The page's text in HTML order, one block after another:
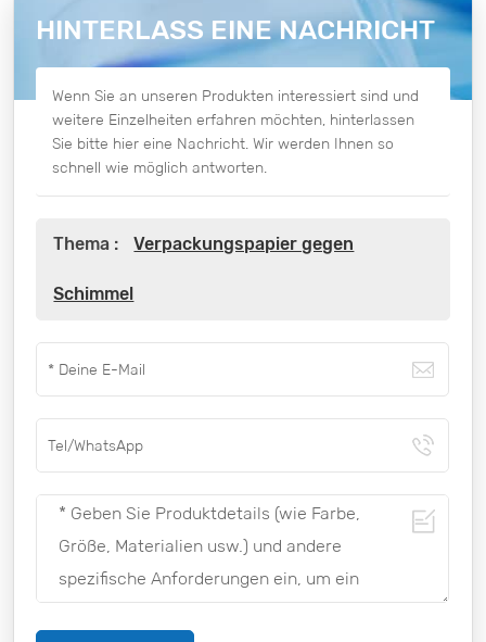
HINTERLASS EINE NACHRICHT
Wenn Sie an unseren Produkten interessiert sind und
weitere Einzelheiten erfahren möchten, hinterlassen
Sie bitte hier eine Nachricht. Wir werden Ihnen so
schnell wie möglich antworten.
Thema : Verpackungspapier gegen
Schimmel